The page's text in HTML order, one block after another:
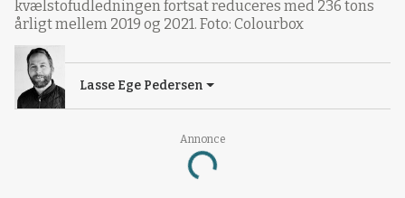
Annonce
Loading...
kvælstofudledningen fortsat reduceres med 236 tons
årligt mellem 2019 og 2021. Foto: Colourbox
Lasse Ege Pedersen